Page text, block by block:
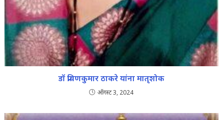
डॉ प्रविणकुमार ठाकरे यांना मातृशोक
ऑगस्ट 3, 2024